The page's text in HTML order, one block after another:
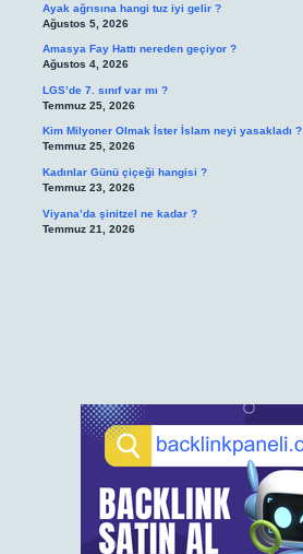
Ayak ağrısına hangi tuz iyi gelir ?
Ağustos 5, 2026
Amasya Fay Hattı nereden geçiyor ?
Ağustos 4, 2026
LGS’de 7. sınıf var mı ?
Temmuz 25, 2026
Kim Milyoner Olmak İster İslam neyi yasakladı ?
Temmuz 25, 2026
Kadınlar Günü çiçeği hangisi ?
Temmuz 23, 2026
Viyana’da şinitzel ne kadar ?
Temmuz 21, 2026